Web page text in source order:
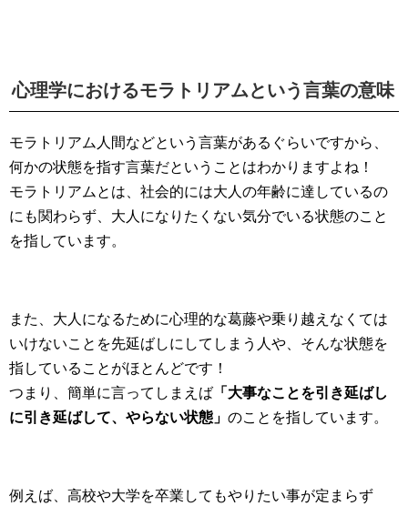
心理学におけるモラトリアムという言葉の意味
モラトリアム人間などという言葉があるぐらいですから、
何かの状態を指す言葉だということはわかりますよね！
モラトリアムとは、社会的には大人の年齢に達しているの
にも関わらず、大人になりたくない気分でいる状態のこと
を指しています。
また、大人になるために心理的な葛藤や乗り越えなくては
いけないことを先延ばしにしてしまう人や、そんな状態を
指していることがほとんどです！
つまり、簡単に言ってしまえば 「大事なことを引き延ばし
に引き延ばして、やらない状態」 のことを指しています。
例えば、高校や大学を卒業してもやりたい事が定まらず